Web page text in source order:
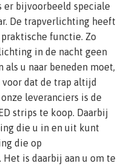
er bijvoorbeeld speciale
De trapverlichting heeft
functie. Zo
in de nacht geen
als u naar beneden moet,
dat de trap altijd
leveranciers is de
strips te koop. Daarbij
die u in en uit kunt
die op
Het is daarbij aan u om te